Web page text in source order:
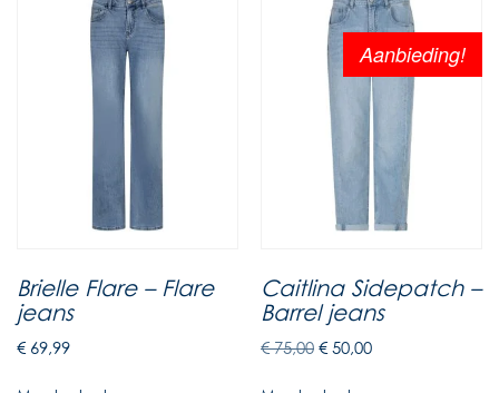
Brielle Flare – Flare
jeans
€69,99
Aanbieding!
Caitlina Sidepatch –
Barrel jeans
€75,00 €50,00